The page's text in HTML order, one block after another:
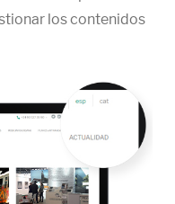
los contenidos